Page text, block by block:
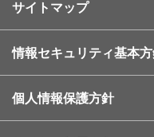
サイトマップ
情報セキュリティ基本
個人情報保護方針